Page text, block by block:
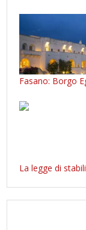
Fasano: Borgo
La legge di